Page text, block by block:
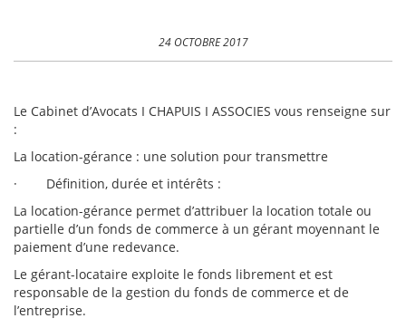
24 OCTOBRE 2017
Le Cabinet d’Avocats I CHAPUIS I ASSOCIES vous renseigne sur
:
La location-gérance : une solution pour transmettre
· Définition, durée et intérêts :
La location-gérance permet d’attribuer la location totale ou
partielle d’un fonds de commerce à un gérant moyennant le
paiement d’une redevance.
Le gérant-locataire exploite le fonds librement et est
responsable de la gestion du fonds de commerce et de
l’entreprise.